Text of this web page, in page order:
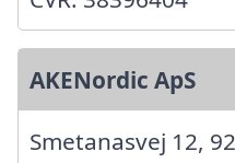
AKENordic ApS
Smetanasvej 12,